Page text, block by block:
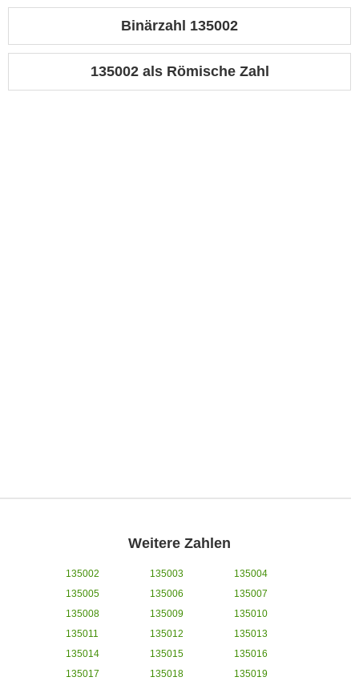
Binärzahl 135002
135002 als Römische Zahl
Weitere Zahlen
135002 135003
135004
135005
135006
135007
135008
135009
135010
135011
135012
135013
135014
135015
135016
135017
135018
135019